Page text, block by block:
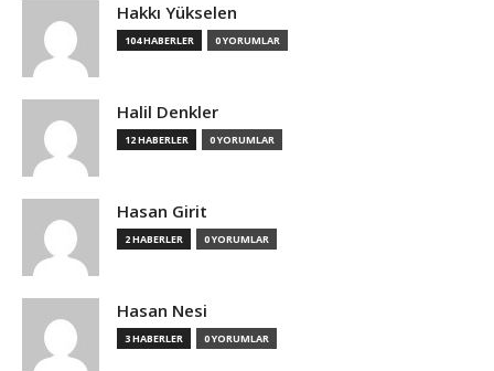
Hakkı Yükselen
104 HABERLER 0 YORUMLAR
Halil Denkler
12 HABERLER 0 YORUMLAR
Hasan Girit
2 HABERLER 0 YORUMLAR
Hasan Nesi
3 HABERLER 0 YORUMLAR